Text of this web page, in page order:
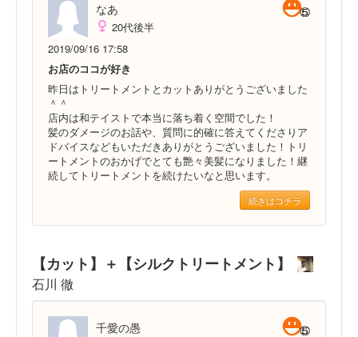
なあ
20代後半
2019/09/16 17:58
お店のココが好き
昨日はトリートメントとカットありがとうございました
＾＾
店内は和テイストで本当に落ち着く空間でした！
髪のダメージのお話や、質問に的確に答えてくださりア
ドバイスなどもいただきありがとうございました！トリ
ートメントのおかげでとても艶々美髪になりました！継
続してトリートメントを続けたいなと思います。
続きはコチラ
【カット】＋【シルクトリートメント】
石川 徹
千愛の愚